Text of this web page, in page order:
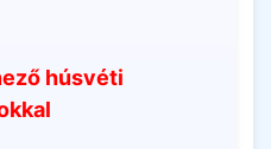
húsvéti